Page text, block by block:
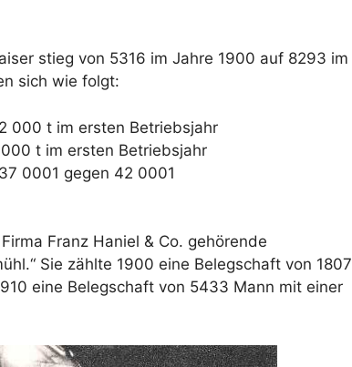
stieg von 5316 im Jahre 1900 auf 8293 im
sich wie folgt:
000 t im ersten Betriebsjahr
t im ersten Betriebsjahr
0001 gegen 42 0001
Franz Haniel & Co. gehörende
Sie zählte 1900 eine Belegschaft von 1807
eine Belegschaft von 5433 Mann mit einer